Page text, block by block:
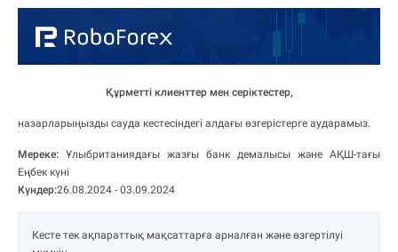
Құрметті клиенттер мен серіктестер,
назарларыңызды сауда кестесіндегі алдағы өзгерістерге аударамыз.
Мереке: Ұлыбританиядағы жазғы банк демалысы және АҚШ-тағы
Еңбек күні
Күндер:26.08.2024 - 03.09.2024
Кесте тек ақпараттық мақсаттарға арналған және өзгертілуі